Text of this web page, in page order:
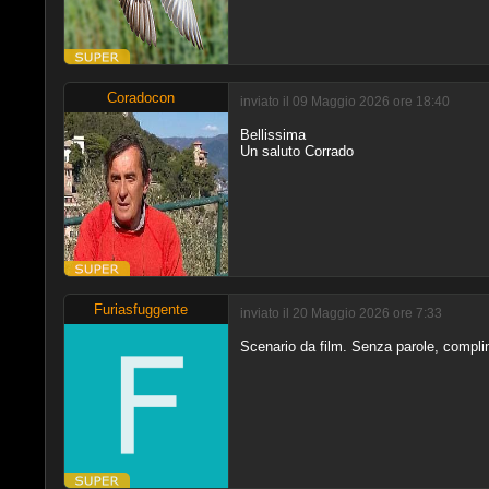
Coradocon inviato il 09 Maggio 2026 ore 18:40
Bellissima
Un saluto Corrado
Furiasfuggente inviato il 20 Maggio 2026 ore 7:33
Scenario da film. Senza parole,